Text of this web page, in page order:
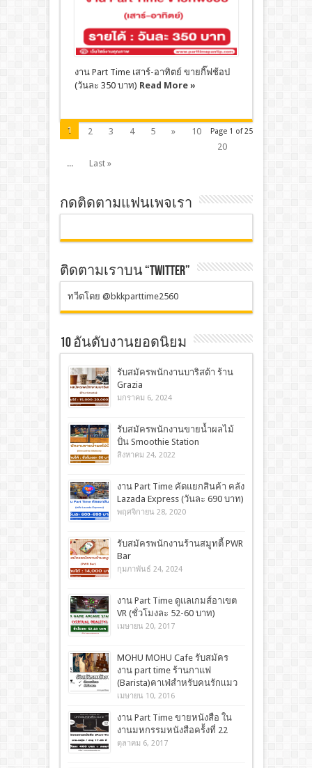
งาน Part Time เสาร์-อาทิตย์ ขายกิ๊ฟช้อป
(วันละ 350 บาท) Read More »
Page 1 of 25
1 2 3 4 5 »
10
20
...
Last »
กดติดตามแฟนเพจเรา
ติดตามเราบน “TWITTER”
ทวีตโดย @bkkparttime2560
10 อันดับงานยอดนิยม
รับสมัครพนักงานบาริสต้า ร้าน
Grazia
มกราคม 6, 2024
รับสมัครพนักงานขายน้ำผลไม้
ปั่น Smoothie Station
สิงหาคม 24, 2022
งาน Part Time คัดแยกสินค้า คลัง
Lazada Express (วันละ 690 บาท)
พฤศจิกายน 28, 2020
รับสมัครพนักงานร้านสมูทตี้ PWR
Bar
กุมภาพันธ์ 24, 2024
งาน Part Time ดูแลเกมส์อาเขต
VR (ชั่วโมงละ 52-60 บาท)
เมษายน 20, 2017
MOHU MOHU Cafe รับสมัคร
งาน part time ร้านกาแฟ
(Barista)คาเฟ่สำหรับคนรักเเมว
เมษายน 10, 2016
งาน Part Time ขายหนังสือ ใน
งานมหกรรมหนังสือคร้้งที่ 22
ตุลาคม 6, 2017